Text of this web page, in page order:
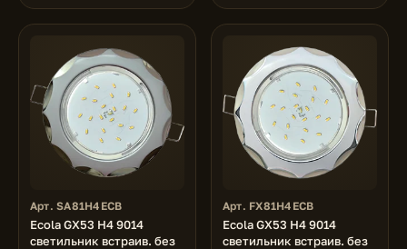
Арт. SA81H4ECB
Ecola GX53 H4 9014
светильник встраив. без
Арт. FX81H4ECB
Ecola GX53 H4 9014
светильник встраив. без